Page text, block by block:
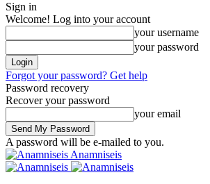
Sign in
Welcome! Log into your account
your username
your password
Forgot your password? Get help
Password recovery
Recover your password
your email
A password will be e-mailed to you.
Anamniseis